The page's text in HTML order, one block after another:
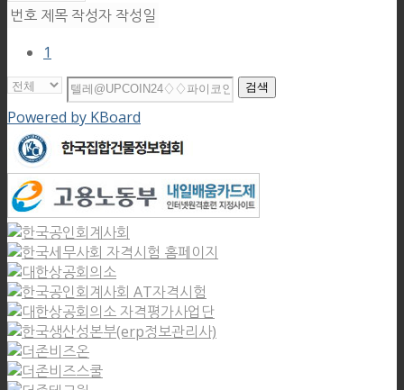
번호 제목 작성자 작성일
1
검색
Powered by KBoard